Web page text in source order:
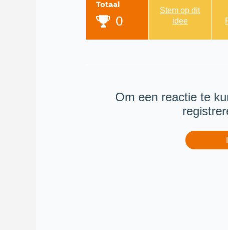
Totaal
0
Stem op dit
idee
Om een reactie te